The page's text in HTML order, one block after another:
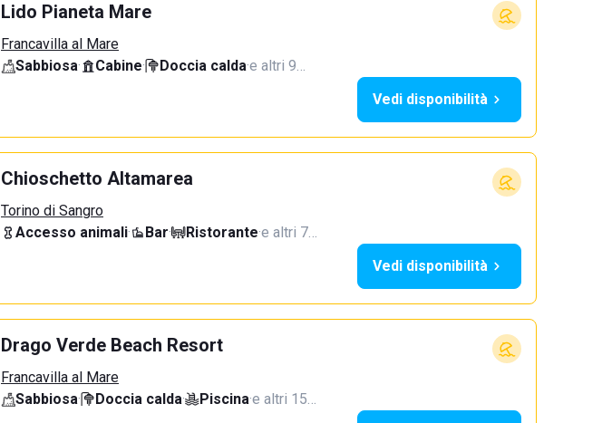
Lido Pianeta Mare
Francavilla al Mare
Sabbiosa· Cabine· Doccia calda·e altri 9…
Vedi disponibilità
Chioschetto Altamarea
Torino di Sangro
Accesso animali· Bar· Ristorante·e altri 7…
Vedi disponibilità
Drago Verde Beach Resort
Francavilla al Mare
Sabbiosa· Doccia calda· Piscina·e altri 15…